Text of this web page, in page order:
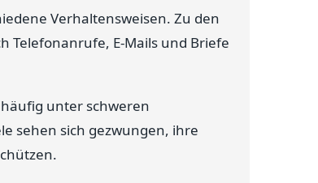
Verhaltensweisen. Zu den
Telefonanrufe, E-Mails und Briefe
unter schweren
sehen sich gezwungen, ihre